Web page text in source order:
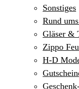
Sonstiges
Rund
Gläser &
Zippo
H-D